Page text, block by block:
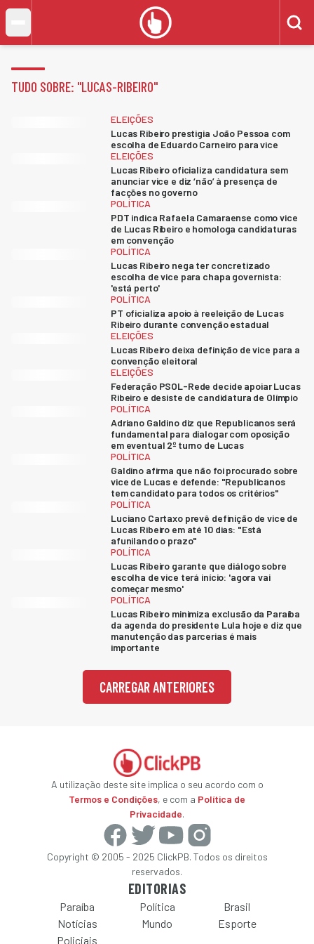
TUDO SOBRE: "LUCAS-RIBEIRO"
ELEIÇÕES
Lucas Ribeiro prestigia João Pessoa com
escolha de Eduardo Carneiro para vice
ELEIÇÕES
Lucas Ribeiro oficializa candidatura sem
anunciar vice e diz ‘não’ à presença de
facções no governo
POLÍTICA
PDT indica Rafaela Camaraense como vice
de Lucas Ribeiro e homologa candidaturas
em convenção
POLÍTICA
Lucas Ribeiro nega ter concretizado
escolha de vice para chapa governista:
'está perto'
POLÍTICA
PT oficializa apoio à reeleição de Lucas
Ribeiro durante convenção estadual
ELEIÇÕES
Lucas Ribeiro deixa definição de vice para a
convenção eleitoral
ELEIÇÕES
Federação PSOL-Rede decide apoiar Lucas
Ribeiro e desiste de candidatura de Olímpio
POLÍTICA
Adriano Galdino diz que Republicanos será
fundamental para dialogar com oposição
em eventual 2º turno de Lucas
POLÍTICA
Galdino afirma que não foi procurado sobre
vice de Lucas e defende: "Republicanos
tem candidato para todos os critérios"
POLÍTICA
Luciano Cartaxo prevê definição de vice de
Lucas Ribeiro em até 10 dias: "Está
afunilando o prazo"
POLÍTICA
Lucas Ribeiro garante que diálogo sobre
escolha de vice terá início: 'agora vai
começar mesmo'
POLÍTICA
Lucas Ribeiro minimiza exclusão da Paraíba
da agenda do presidente Lula hoje e diz que
manutenção das parcerias é mais
importante
CARREGAR ANTERIORES
A utilização deste site implica o seu acordo com o
Termos e Condições, e com a Política de
Privacidade.
Copyright © 2005 - 2025 ClickPB. Todos os direitos
reservados.
EDITORIAS
Paraíba Política
Brasil
Notícias
Policiais
Mundo Esporte